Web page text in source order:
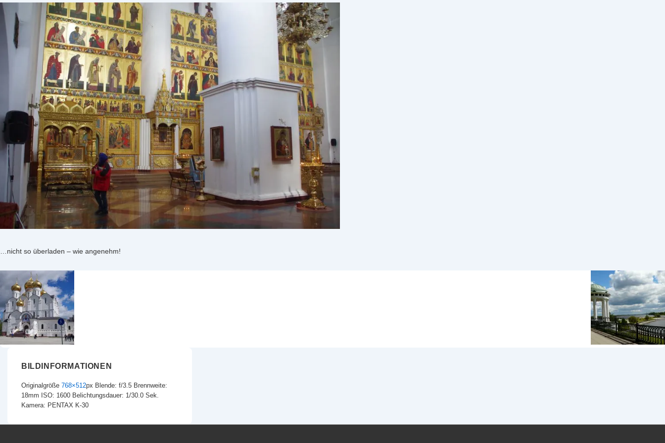
…nicht so überladen – wie angenehm!
BILDINFORMATIONEN
Originalgröße 768×512px Blende: f/3.5 Brennweite:
18mm ISO: 1600 Belichtungsdauer: 1/30.0 Sek.
Kamera: PENTAX K-30